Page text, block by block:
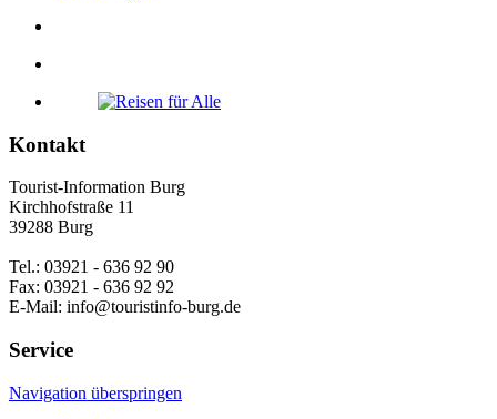
Kontakt
Tourist-Information Burg
Kirchhofstraße 11
39288 Burg
Tel.: 03921 - 636 92 90
Fax: 03921 - 636 92 92
E-Mail: info@touristinfo-burg.de
Service
Navigation überspringen